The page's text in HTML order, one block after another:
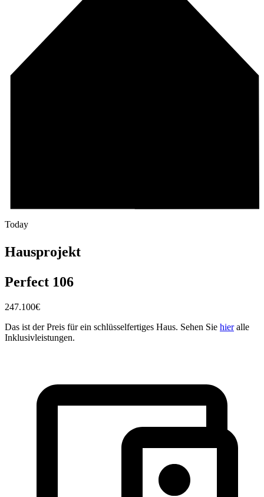
Today
Hausprojekt
Perfect 106
247.100€
Das ist der Preis für ein schlüsselfertiges Haus. Sehen Sie hieralle
Inklusivleistungen.